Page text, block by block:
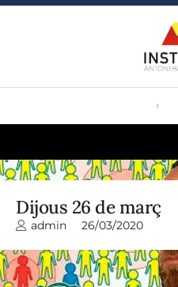
Dijous 26 de març
admin 26/03/2020